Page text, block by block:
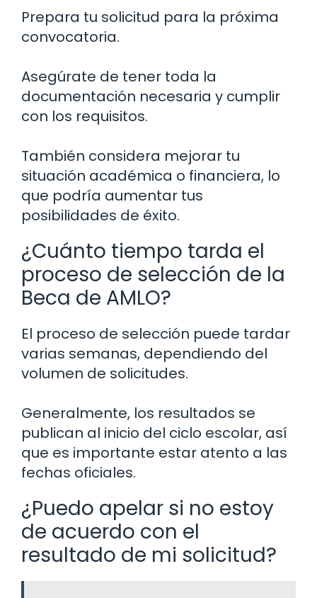
Prepara tu solicitud para la próxima
convocatoria.
Asegúrate de tener toda la
documentación necesaria y cumplir
con los requisitos.
También considera mejorar tu
situación académica o financiera, lo
que podría aumentar tus
posibilidades de éxito.
¿Cuánto tiempo tarda el
proceso de selección de la
Beca de AMLO?
El proceso de selección puede tardar
varias semanas, dependiendo del
volumen de solicitudes.
Generalmente, los resultados se
publican al inicio del ciclo escolar, así
que es importante estar atento a las
fechas oficiales.
¿Puedo apelar si no estoy
de acuerdo con el
resultado de mi solicitud?